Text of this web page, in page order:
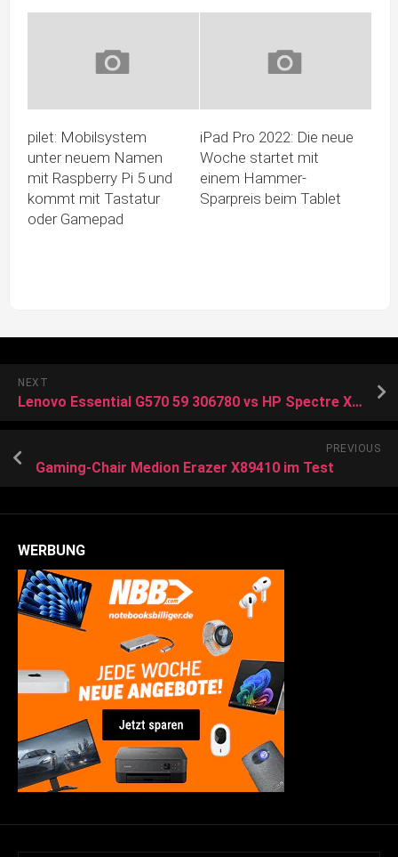
pilet: Mobilsystem
unter neuem Namen
mit Raspberry Pi 5 und
kommt mit Tastatur
oder Gamepad
iPad Pro 2022: Die neue
Woche startet mit
einem Hammer-
Sparpreis beim Tablet
NEXT
Lenovo Essential G570 59 306780 vs HP Spectre X360 13 Aw2003tu 2d9h7pa
PREVIOUS
Gaming-Chair Medion Erazer X89410 im Test
WERBUNG